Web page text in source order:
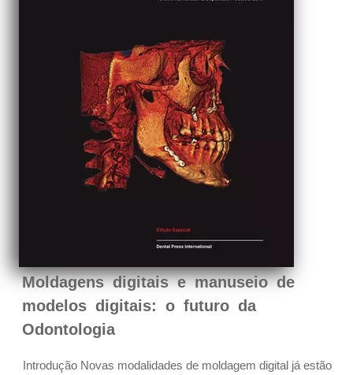
Moldagens digitais e manuseio de
modelos digitais: o futuro da
Odontologia
Introdução Novas modalidades de moldagem digital já estão